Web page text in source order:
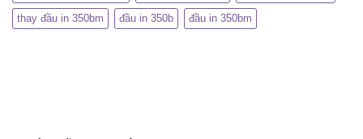
thay đầu in 350bm đầu in 350b đầu in 350bm